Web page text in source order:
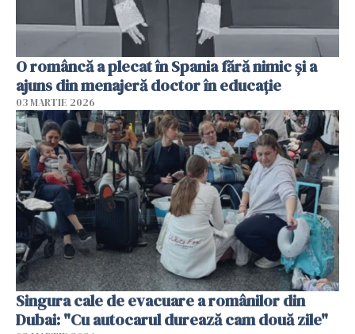
O româncă a plecat în Spania fără nimic și a
ajuns din menajeră doctor în educație
03 MARTIE 2026
Singura cale de evacuare a românilor din
Dubai: "Cu autocarul durează cam două zile"